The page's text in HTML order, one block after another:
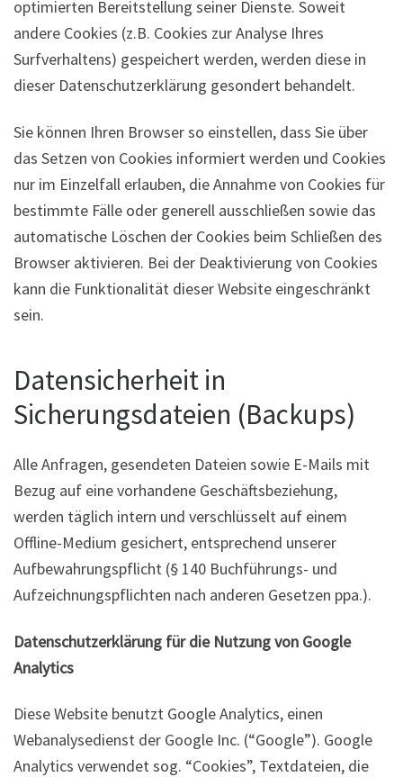
optimierten Bereitstellung seiner Dienste. Soweit
andere Cookies (z.B. Cookies zur Analyse Ihres
Surfverhaltens) gespeichert werden, werden diese in
dieser Datenschutzerklärung gesondert behandelt.
Sie können Ihren Browser so einstellen, dass Sie über
das Setzen von Cookies informiert werden und Cookies
nur im Einzelfall erlauben, die Annahme von Cookies für
bestimmte Fälle oder generell ausschließen sowie das
automatische Löschen der Cookies beim Schließen des
Browser aktivieren. Bei der Deaktivierung von Cookies
kann die Funktionalität dieser Website eingeschränkt
sein.
Datensicherheit in
Sicherungsdateien (Backups)
Alle Anfragen, gesendeten Dateien sowie E-Mails mit
Bezug auf eine vorhandene Geschäftsbeziehung,
werden täglich intern und verschlüsselt auf einem
Offline-Medium gesichert, entsprechend unserer
Aufbewahrungspflicht (§ 140 Buchführungs- und
Aufzeichnungspflichten nach anderen Gesetzen ppa.).
Datenschutzerklärung für die Nutzung von Google
Analytics
Diese Website benutzt Google Analytics, einen
Webanalysedienst der Google Inc. (“Google”). Google
Analytics verwendet sog. “Cookies”, Textdateien, die